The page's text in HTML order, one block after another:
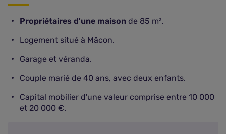
Propriétaires d'une maison de 85 m².
Logement situé à Mâcon.
Garage et véranda.
Couple marié de 40 ans, avec deux enfants.
Capital mobilier d'une valeur comprise entre 10 000
et 20 000 €.